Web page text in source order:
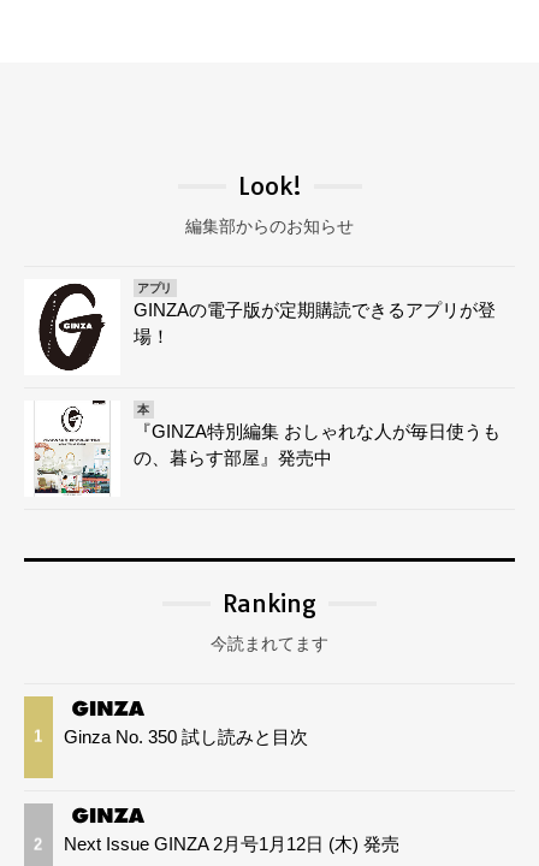
Look!
編集部からのお知らせ
アプリ
GINZAの電子版が定期購読できるアプリが登
場！
本
『GINZA特別編集 おしゃれな人が毎日使うも
の、暮らす部屋』発売中
Ranking
今読まれてます
1 Ginza No. 350 試し読みと目次
2 Next Issue GINZA 2月号1月12日 (木) 発売